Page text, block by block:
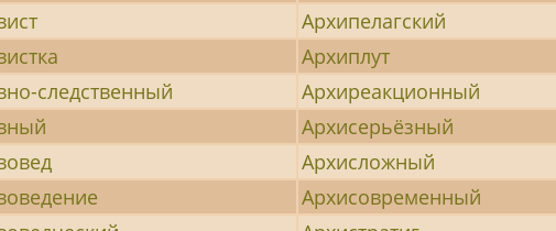
Архипелагский
Архиплут
следственный
Архиреакционный
Архисерьёзный
Архисложный
Архисовременный